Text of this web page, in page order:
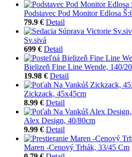
Podstavec Pod Monitor Edlosa
79.9 € Detail
Sv.sivá
699 € Detail
Bielizeň Fine Line Wende, 140/
19.98 € Detail
Zickzack, 45x45cm
8.99 € Detail
Alex Design, 40/80cm
9.99 € Detail
Maren -Cenový Trhák, 33/45 Cm